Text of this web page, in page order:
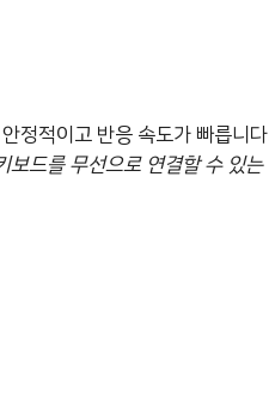
정적이고 반응 속도가 빠릅니
드를 무선으로 연결할 수 있